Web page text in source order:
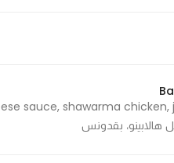
هالابينو، بقدونس